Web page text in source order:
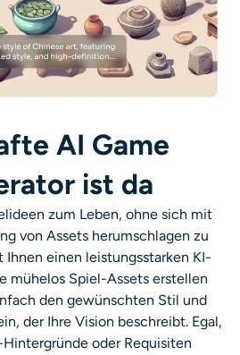
AI Game
ist da
zum Leben, ohne sich mit
von Assets herumschlagen zu
Ihnen einen leistungsstarken KI-
mühelos Spiel-Assets erstellen
den gewünschten Stil und
der Ihre Vision beschreibt. Egal,
oder Requisiten